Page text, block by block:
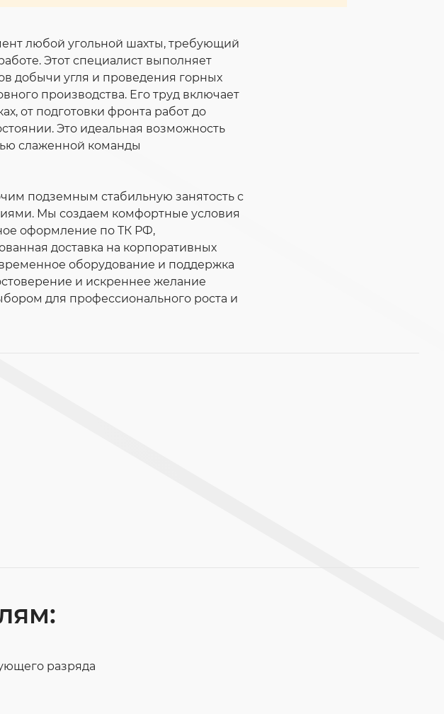
любой угольной шахты, требующий
Этот специалист выполняет
добычи угля и проведения горных
производства. Его труд включает
от подготовки фронта работ до
Это идеальная возможность
слаженной команды
подземным стабильную занятость с
Мы создаем комфортные условия
оформление по ТК РФ,
доставка на корпоративных
оборудование и поддержка
и искреннее желание
для профессионального роста и
разряда